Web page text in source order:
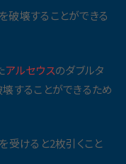
破壊することができる
アルセウスのダブルタ
することができるため
受けると2枚引くこと